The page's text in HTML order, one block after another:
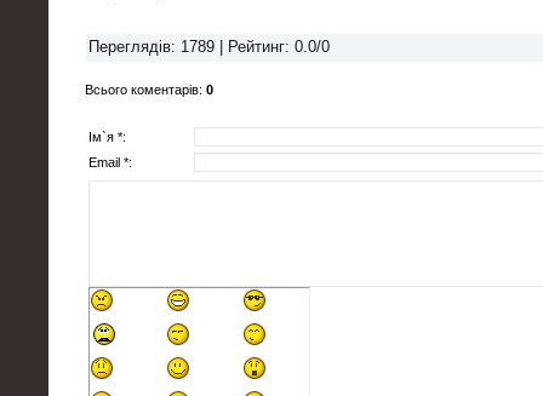
Переглядів: 1789 | Рейтинг: 0.0/0
Всього коментарів: 0
Ім`я *:
Email *: